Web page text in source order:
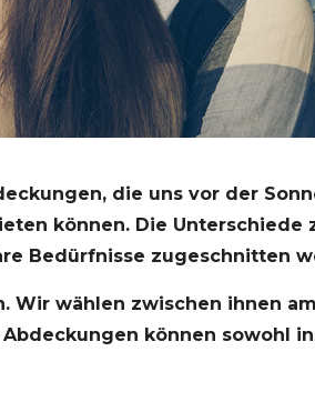
die uns vor der
können. Die Unterschiede
Bedürfnisse zugeschnitten
Wir wählen zwischen ihnen
können sowohl